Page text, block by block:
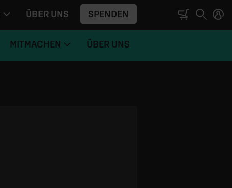
ÜBER UNS SPENDEN
MITMACHEN ÜBER UNS